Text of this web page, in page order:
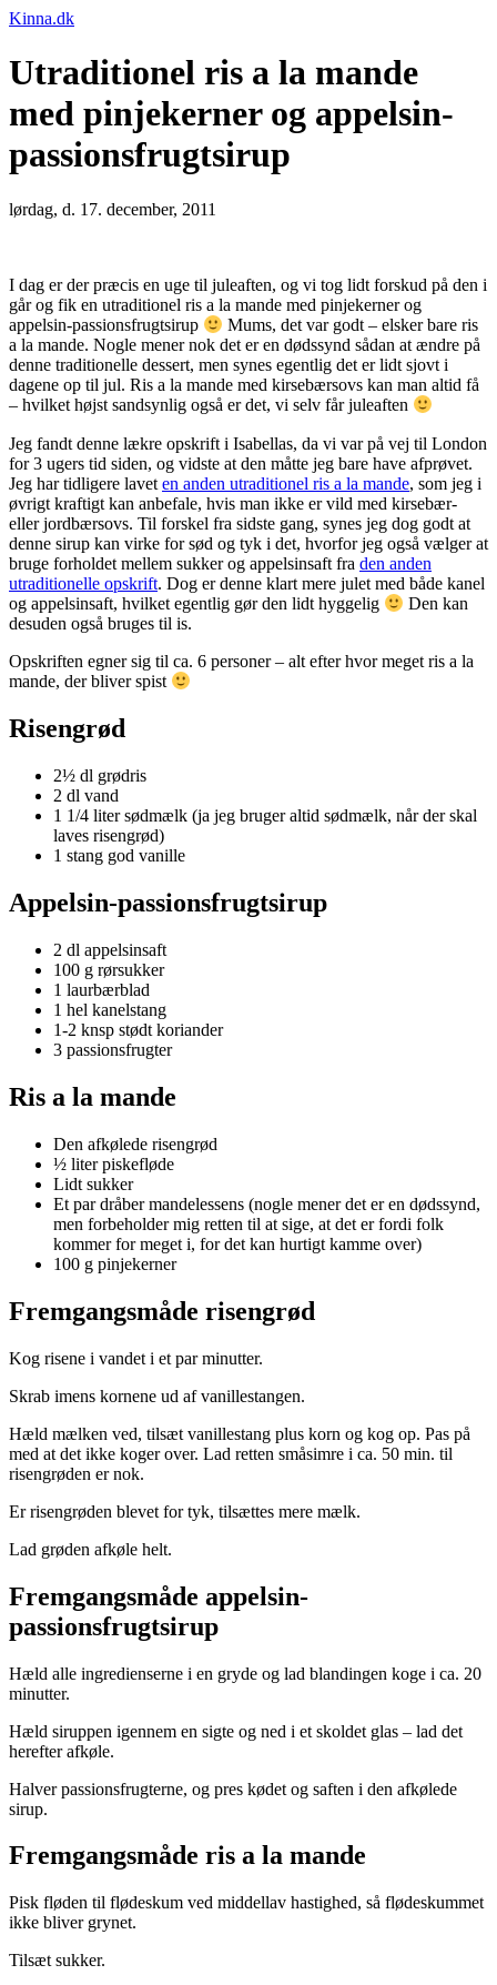
Kinna.dk
Utraditionel ris a la mande
med pinjekerner og appelsin-
passionsfrugtsirup
lørdag, d. 17. december, 2011
I dag er der præcis en uge til juleaften, og vi tog lidt forskud på den i
går og fik en utraditionel ris a la mande med pinjekerner og
appelsin-passionsfrugtsirup
Mums, det var godt – elsker bare ris
a la mande. Nogle mener nok det er en dødssynd sådan at ændre på
denne traditionelle dessert, men synes egentlig det er lidt sjovt i
dagene op til jul. Ris a la mande med kirsebærsovs kan man altid få
– hvilket højst sandsynlig også er det, vi selv får juleaften
Jeg fandt denne lækre opskrift i Isabellas, da vi var på vej til London
for 3 ugers tid siden, og vidste at den måtte jeg bare have afprøvet.
Jeg har tidligere lavet en anden utraditionel ris a la mande, som jeg i
øvrigt kraftigt kan anbefale, hvis man ikke er vild med kirsebær-
eller jordbærsovs. Til forskel fra sidste gang, synes jeg dog godt at
denne sirup kan virke for sød og tyk i det, hvorfor jeg også vælger at
bruge forholdet mellem sukker og appelsinsaft fra den anden
utraditionelle opskrift. Dog er denne klart mere julet med både kanel
og appelsinsaft, hvilket egentlig gør den lidt hyggelig
Den kan
desuden også bruges til is.
Opskriften egner sig til ca. 6 personer – alt efter hvor meget ris a la
mande, der bliver spist
Risengrød
2½ dl grødris
2 dl vand
1 1/4 liter sødmælk (ja jeg bruger altid sødmælk, når der skal
laves risengrød)
1 stang god vanille
Appelsin-passionsfrugtsirup
2 dl appelsinsaft
100 g rørsukker
1 laurbærblad
1 hel kanelstang
1-2 knsp stødt koriander
3 passionsfrugter
Ris a la mande
Den afkølede risengrød
½ liter piskefløde
Lidt sukker
Et par dråber mandelessens (nogle mener det er en dødssynd,
men forbeholder mig retten til at sige, at det er fordi folk
kommer for meget i, for det kan hurtigt kamme over)
100 g pinjekerner
Fremgangsmåde risengrød
Kog risene i vandet i et par minutter.
Skrab imens kornene ud af vanillestangen.
Hæld mælken ved, tilsæt vanillestang plus korn og kog op. Pas på
med at det ikke koger over. Lad retten småsimre i ca. 50 min. til
risengrøden er nok.
Er risengrøden blevet for tyk, tilsættes mere mælk.
Lad grøden afkøle helt.
Fremgangsmåde appelsin-
passionsfrugtsirup
Hæld alle ingredienserne i en gryde og lad blandingen koge i ca. 20
minutter.
Hæld siruppen igennem en sigte og ned i et skoldet glas – lad det
herefter afkøle.
Halver passionsfrugterne, og pres kødet og saften i den afkølede
sirup.
Fremgangsmåde ris a la mande
Pisk fløden til flødeskum ved middellav hastighed, så flødeskummet
ikke bliver grynet.
Tilsæt sukker.